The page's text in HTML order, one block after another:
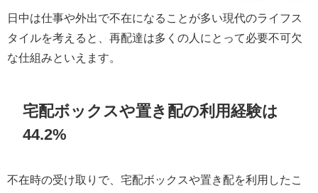
日中は仕事や外出で不在になることが多い現代のライフス
タイルを考えると、再配達は多くの人にとって必要不可欠
な仕組みといえます。
宅配ボックスや置き配の利用経験は
44.2%
不在時の受け取りで、宅配ボックスや置き配を利用したこ